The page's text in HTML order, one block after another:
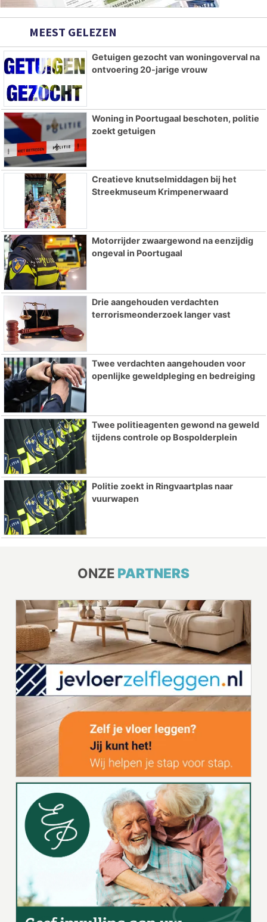
MEEST GELEZEN
Getuigen gezocht van woningoverval na
ontvoering 20-jarige vrouw
Woning in Poortugaal beschoten, politie
zoekt getuigen
Creatieve knutselmiddagen bij het
Streekmuseum Krimpenerwaard
Motorrijder zwaargewond na eenzijdig
ongeval in Poortugaal
Drie aangehouden verdachten
terrorismeonderzoek langer vast
Twee verdachten aangehouden voor
openlijke geweldpleging en bedreiging
Twee politieagenten gewond na geweld
tijdens controle op Bospolderplein
Politie zoekt in Ringvaartplas naar
vuurwapen
ONZE PARTNERS